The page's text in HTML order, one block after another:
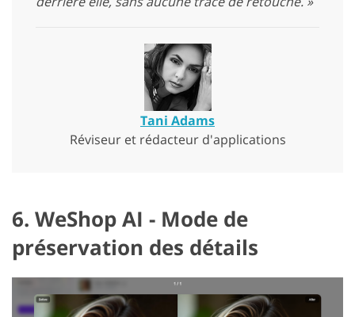
Tani Adams
Réviseur et rédacteur d'applications
6. WeShop AI - Mode de
préservation des détails